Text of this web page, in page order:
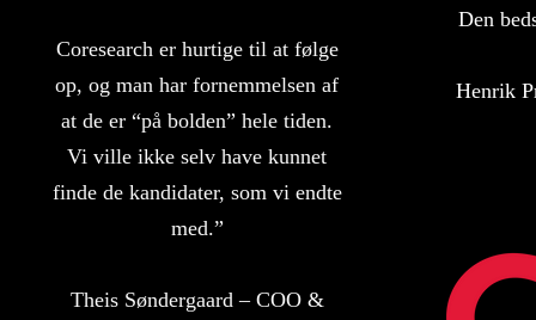
Coresearch er hurtige til at følge
op, og man har fornemmelsen af
at de er “på bolden” hele tiden.
Vi ville ikke selv have kunnet
finde de kandidater, som vi endte
med.”
Theis Søndergaard – COO &
Den
Henrik